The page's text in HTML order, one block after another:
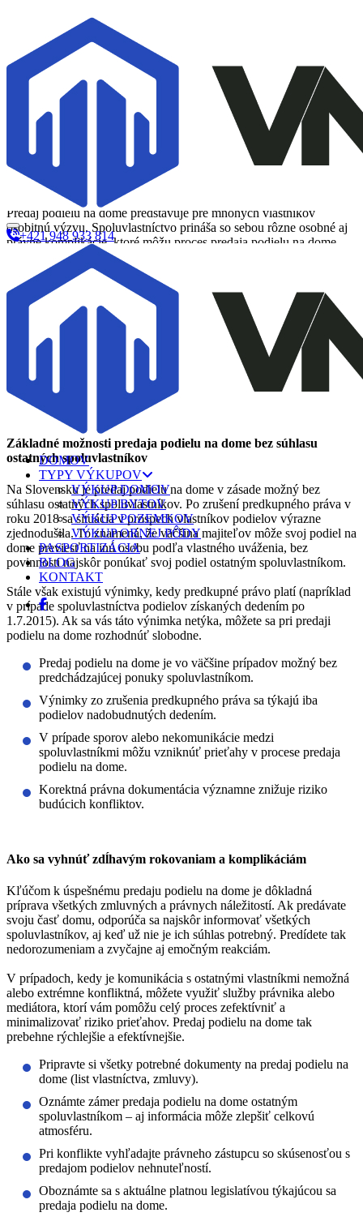
+421 948 933 814
DOMOV
TYPY VÝKUPOV
VÝKUP DOMOV
VÝKUP BYTOV
VÝKUP POZEMKOV
VÝKUP ORNEJ PÔDY
PASPORTIZÁCIA
BLOG
KONTAKT
Predaj podielu na dome:
Efektívne riešenia pri
nezhodách so spoluvlastníkmi a
možnosti rýchleho výkupu
Predaj podielu na dome: Ako predísť najčastejším
problémom so spoluvlastníkmi
Predaj podielu na dome predstavuje pre mnohých vlastníkov
osobitnú výzvu. Spoluvlastníctvo prináša so sebou rôzne osobné aj
právne komplikácie, ktoré môžu proces predaja podielu na dome
výrazne skomplikovať. Najmä pri viacgeneračných
nehnuteľnostiach sa často stretávame s nezhodami ohľadom
budúcnosti spoločného vlastníctva.
Jedným z najčastejších problémov, ktorým čelia majitelia pri
rozhodovaní o predaji podielu na dome, býva
neochota
spoluvlastníkov spolupracovať
. Nezriedka sa stáva, že nie všetci
spoluvlastníci majú záujem predať svoju časť, alebo sa nemôžu
dohodnúť na spoločnom postupe. Ak komunikácia viazne, predaj
podielu na dome sa znateľne predĺži alebo dokonca zastaví.
Základné možnosti predaja podielu na dome bez súhlasu
ostatných spoluvlastníkov
Na Slovensku je predaj podielu na dome v zásade možný bez
súhlasu ostatných spoluvlastníkov. Po zrušení predkupného práva v
roku 2018 sa situácia v prospech vlastníkov podielov výrazne
zjednodušila. To znamená, že väčšina majiteľov môže svoj podiel na
dome previesť na inú osobu podľa vlastného uváženia, bez
povinnosti najskôr ponúkať svoj podiel ostatným spoluvlastníkom.
Stále však existujú výnimky, kedy predkupné právo platí (napríklad
v prípade spoluvlastníctva podielov získaných dedením po
1.7.2015). Ak sa vás táto výnimka netýka, môžete sa pri predaji
podielu na dome rozhodnúť slobodne.
Predaj podielu na dome je vo väčšine prípadov možný bez
predchádzajúcej ponuky spoluvlastníkom.
Výnimky zo zrušenia predkupného práva sa týkajú iba
podielov nadobudnutých dedením.
V prípade sporov alebo nekomunikácie medzi
spoluvlastníkmi môžu vzniknúť prieťahy v procese predaja
podielu na dome.
Korektná právna dokumentácia významne znižuje riziko
budúcich konfliktov.
Ako sa vyhnúť zdĺhavým rokovaniam a komplikáciám
Kľúčom k úspešnému predaju podielu na dome je dôkladná
príprava všetkých zmluvných a právnych náležitostí. Ak predávate
svoju časť domu, odporúča sa najskôr informovať všetkých
spoluvlastníkov, aj keď už nie je ich súhlas potrebný. Predídete tak
nedorozumeniam a zvyčajne aj emočným reakciám.
V prípadoch, kedy je komunikácia s ostatnými vlastníkmi nemožná
alebo extrémne konfliktná, môžete využiť služby právnika alebo
mediátora, ktorí vám pomôžu celý proces zefektívniť a
minimalizovať riziko prieťahov. Predaj podielu na dome tak
prebehne rýchlejšie a efektívnejšie.
Pripravte si všetky potrebné dokumenty na predaj podielu na
dome (list vlastníctva, zmluvy).
Oznámte zámer predaja podielu na dome ostatným
spoluvlastníkom – aj informácia môže zlepšiť celkovú
atmosféru.
Pri konflikte vyhľadajte právneho zástupcu so skúsenosťou s
predajom podielov nehnuteľností.
Oboznámte sa s aktuálne platnou legislatívou týkajúcou sa
predaja podielu na dome.